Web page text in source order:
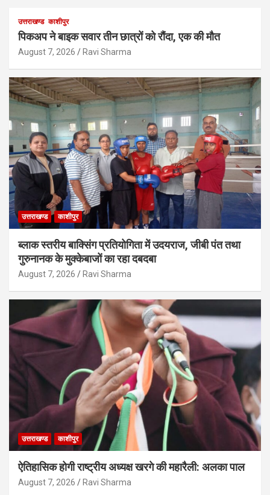
उत्तराखण्ड काशीपुर
पिकअप ने बाइक सवार तीन छात्रों को रौंदा, एक की मौत
August 7, 2026 Ravi Sharma
उत्तराखण्ड काशीपुर
ब्लाक स्तरीय बाक्सिंग प्रतियोगिता में उदयराज, जीबी पंत तथा
गुरुनानक के मुक्केबाजों का रहा दबदबा
August 7, 2026 Ravi Sharma
उत्तराखण्ड काशीपुर
ऐतिहासिक होगी राष्ट्रीय अध्यक्ष खरगे की महारैली: अलका पाल
August 7, 2026 Ravi Sharma